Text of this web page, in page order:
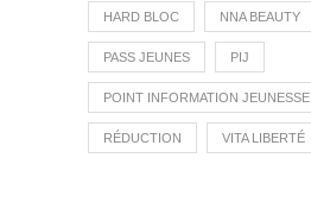
HARD BLOC NNA BEAUTY
PASS JEUNES PIJ
POINT INFORMATION JEUNESSE
RÉDUCTION VITA LIBERTÉ